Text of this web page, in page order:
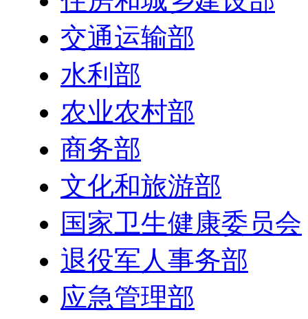
交通运输部
水利部
农业农村部
商务部
文化和旅游部
国家卫生健康委员会
退役军人事务部
应急管理部